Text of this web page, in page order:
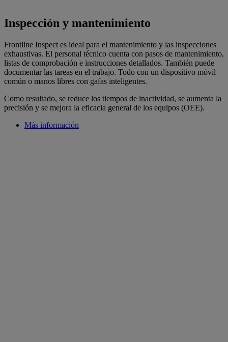
Inspección y mantenimiento
Frontline Inspect es ideal para el mantenimiento y las inspecciones
exhaustivas. El personal técnico cuenta con pasos de mantenimiento,
listas de comprobación e instrucciones detallados. También puede
documentar las tareas en el trabajo. Todo con un dispositivo móvil
común o manos libres con gafas inteligentes.
Como resultado, se reduce los tiempos de inactividad, se aumenta la
precisión y se mejora la eficacia general de los equipos (OEE).
Más información